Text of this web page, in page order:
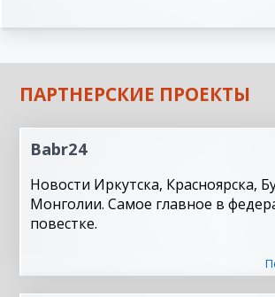
ПАРТНЕРСКИЕ ПРОЕКТЫ
Babr24
Новости Иркутска, Красноярска,
Монголии. Самое главное в
повестке.